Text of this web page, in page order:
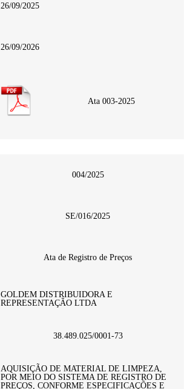
26/09/2025
26/09/2026
Ata 003-2025
004/2025
SE/016/2025
Ata de Registro de Preços
GOLDEM DISTRIBUIDORA E
REPRESENTAÇÃO LTDA
38.489.025/0001-73
AQUISIÇÃO DE MATERIAL DE LIMPEZA,
POR MEIO DO SISTEMA DE REGISTRO DE
PREÇOS, CONFORME ESPECIFICAÇÕES E